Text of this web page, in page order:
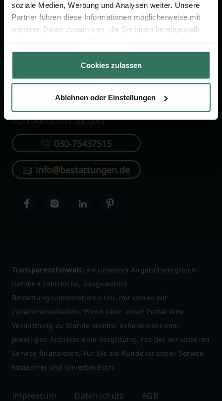
soziale Medien, Werbung und Analysen weiter. Unsere
Partner führen diese Informationen möglicherweise mit
weiteren Daten zusammen, die Sie ihnen bereitgestellt
gesammelt haben.
Cookies zulassen
Ablehnen oder Einstellungen
Ratgeber
Verzeichnis
Kostenlos registrieren
KONTAKTIEREN SIE UNS
030-75437515
info@bestattungen.de
Transparenzhinweis: An unserem Angebotsvergleich
nehmen zahlreiche, ausgewählte
Bestattungsunternehmen teil, mit denen wir
zusammenarbeiten. Wenn über unser Portal eine
Vermittlung zu Stande kommt, erhalten wir vom
jeweiligen Anbieter eine Vergütung, mit der wir unseren
Service finanzieren. Für Sie als Kunde ist unser Service
kostenfrei und unverbindlich.
Impressum Datenschutz AGB